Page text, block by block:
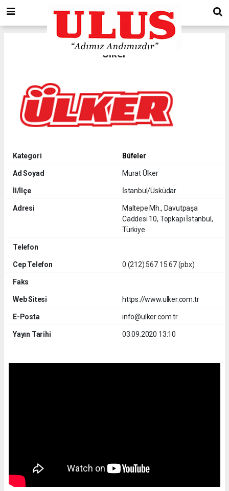
Ülker
Kategori Büfeler
Ad Soyad Murat Ülker
İl/İlçe İstanbul/Üsküdar
Adresi
Maltepe Mh., Davutpaşa
Caddesi 10, Topkapı İstanbul,
Türkiye
Telefon
Cep Telefon 0 (212) 567 15 67 (pbx)
Faks
Web Sitesi https://www.ulker.com.tr
E-Posta info@ulker.com.tr
Yayın Tarihi 03.09.2020 13:10